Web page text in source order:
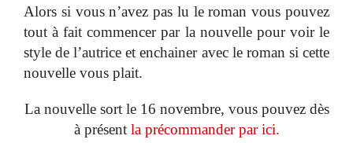
Alors si vous n’avez pas lu le roman vous pouvez
tout à fait commencer par la nouvelle pour voir le
style de l’autrice et enchainer avec le roman si cette
nouvelle vous plait.
La nouvelle sort le 16 novembre, vous pouvez dès
à présent la précommander par ici.